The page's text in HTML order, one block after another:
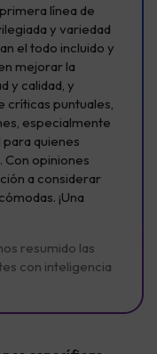
línea de
y variedad
el todo incluido y
mejorar la
y calidad, y
críticas puntuales,
especialmente
para quienes
Con opiniones
a considerar
¡Una
resumido las
con inteligencia